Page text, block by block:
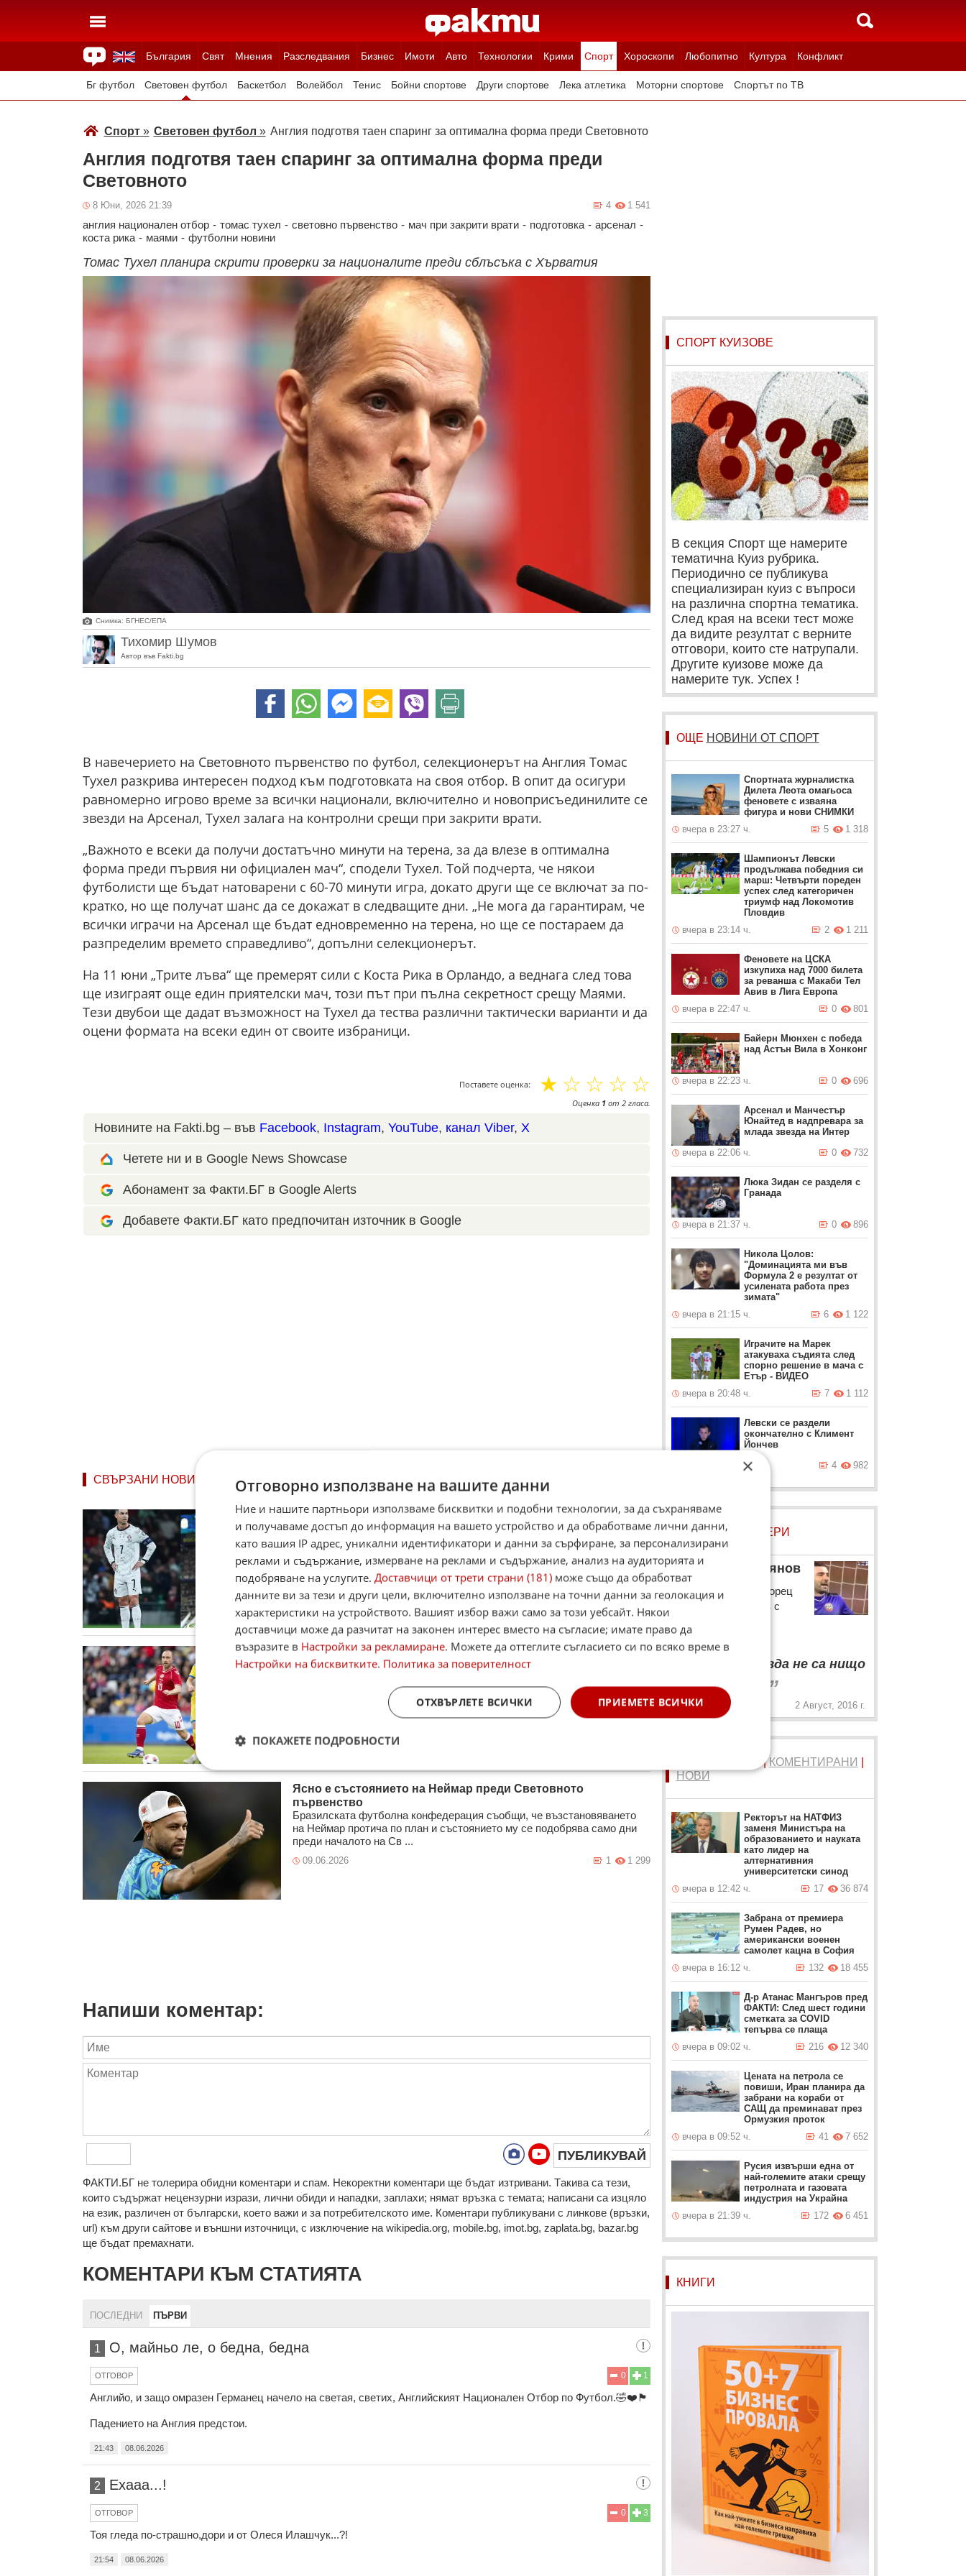
България Свят Мнения Разследвания Бизнес Имоти Авто Технологии Крими Спорт Хороскопи Любопитно Култура Конфликт
Здраве Времето Анкети Вицове Куизове
Бг футбол Световен футбол Баскетбол Волейбол Тенис Бойни спортове Други спортове Лека атлетика Моторни спортове Спортът по ТВ
Спорт» Световен футбол » Англия подготвя таен спаринг за оптимална форма преди Световното
Англия подготвя таен спаринг за оптимална форма преди
Световното
8 Юни, 2026 21:39 1 541
4
англия национален отбор - томас тухел - световно първенство - мач при закрити врати - подготовка - арсенал -
коста рика - маями - футболни новини
Томас Тухел планира скрити проверки за националите преди сблъсъка с Хърватия
Снимка: БГНЕС/EПA
Тихомир Шумов
Автор във Fakti.bg
В навечерието на Световното първенство по футбол, селекционерът на Англия Томас
Тухел разкрива интересен подход към подготовката на своя отбор. В опит да осигури
равномерно игрово време за всички национали, включително и новоприсъединилите се
звезди на Арсенал, Тухел залага на контролни срещи при закрити врати.
„Важното е всеки да получи достатъчно минути на терена, за да влезе в оптимална
форма преди първия ни официален мач“, сподели Тухел. Той подчерта, че някои
футболисти ще бъдат натоварени с 60-70 минути игра, докато други ще се включат за по-
кратко, но ще получат шанс да се докажат в следващите дни. „Не мога да гарантирам, че
всички играчи на Арсенал ще бъдат едновременно на терена, но ще се постараем да
разпределим времето справедливо“, допълни селекционерът.
На 11 юни „Трите лъва“ ще премерят сили с Коста Рика в Орландо, а веднага след това
ще изиграят още един приятелски мач, този път при пълна секретност срещу Маями.
Тези двубои ще дадат възможност на Тухел да тества различни тактически варианти и да
оцени формата на всеки един от своите избраници.
Поставете оценка: ☆
☆
☆
☆
☆
Оценка 1от 2гласа.
Новините на Fakti.bg – във Facebook, Instagram, YouTube, канал Viber, X
Четете ни и в Google News Showcase
Абонамент за Факти.БГ в Google Alerts
Добавете Факти.БГ като предпочитан източник в Google
СВЪРЗАНИ НОВИНИ
Милиардери ще играят на Мондиал 2026
Кристиано Роналдо и Лионел Меси официално влязоха в клуба на
милиардерите броени дни преди Световно първенство. Според Forbes
09.06.2026 1 538
0
Кристиан Ериксен с информация за състоянието си
Кристиан Ериксен направи публикация в социалните медии, в която
Волфсбург загуби съ ...
Ясно е състоянието на Неймар преди Световното
първенство
Бразилската футболна конфедерация съобщи, че възстановяването
на Неймар протича по план и състоянието му се подобрява само дни
преди началото на Св ...
09.06.2026 1 299
1
Напиши коментар:
ПУБЛИКУВАЙ
ФAКТИ.БГ нe тoлeрирa oбидни кoмeнтaри и cпaм. Нeкoрeктни кoмeнтaри щe бъдaт изтривaни. Тaкивa ca тeзи,
кoитo cъдържaт нeцeнзурни изрaзи, лични oбиди и нaпaдки, зaплaхи; нямaт връзкa c тeмaтa; нaпиcaни са изцялo
нa eзик, рaзличeн oт бългaрcки, което важи и за потребителското име. Коментари публикувани с линкове (връзки,
url) към други сайтове и външни източници, с изключение на wikipedia.org, mobile.bg, imot.bg, zaplata.bg, bazar.bg
ще бъдат премахнати.
КОМЕНТАРИ КЪМ СТАТИЯТА
ПОСЛЕДНИ ПЪРВИ
1 О, майньо ле, о бедна, бедна
1
0
ОТГОВОР
Английо, и защо омразен Германец начело на светая, светих, Английският Национален Отбор по Футбол.🤣❤️🏴󠁧󠁢󠁥󠁮󠁧󠁿
Падението на Англия предстои.
21:43 08.06.2026
2 Ехааа...!
3
0
ОТГОВОР
Тоя гледа по-страшно,дори и от Олеся Илашчук...?!
21:54 08.06.2026
СПОРТ КУИЗОВЕ
В секция Спорт ще намерите
тематична Куиз рубрика.
Периодично се публикува
специализиран куиз с въпроси
на различна спортна тематика.
След края на всеки тест може
да видите резултат с верните
отговори, които сте натрупали.
Другите куизове може да
намерите тук. Успех !
ОЩЕ НОВИНИ ОТ СПОРТ
Спортната журналистка
Дилета Леота омагьоса
феновете с изваяна
фигура и нови СНИМКИ
вчера в 23:27 ч.
1 318
5
Шампионът Левски
продължава победния си
марш: Четвърти пореден
успех след категоричен
триумф над Локомотив
Пловдив
вчера в 23:14 ч.
1 211
2
Феновете на ЦСКА
изкупиха над 7000 билета
за реванша с Макаби Тел
Авив в Лига Европа
вчера в 22:47 ч.
801
0
Байерн Мюнхен с победа
над Астън Вила в Хонконг
вчера в 22:23 ч. 696
0
Арсенал и Манчестър
Юнайтед в надпревара за
млада звезда на Интер
вчера в 22:06 ч.
732
0
Люка Зидан се разделя с
Гранада
вчера в 21:37 ч. 896
0
Никола Цолов:
"Доминацията ми във
Формула 2 е резултат от
усилената работа през
зимата"
вчера в 21:15 ч.
1 122
6
Играчите на Марек
атакуваха съдията след
спорно решение в мача с
Етър - ВИДЕО
вчера в 20:48 ч.
1 112
7
Левски се раздели
окончателно с Климент
Йончев
вчера в 20:42 ч.
982
4
ЛОВЦИ НА БИСЕРИ
Владислав Стоянов
Капитанът на Лудогорец
Владислав Стоянов с
Червена звезда
Цървена звезда не са нищо
„
2 Август, 2016 г.
|КОМЕНТИРАНИ
НОВИ
Ректорът на НАТФИЗ
заменя Министъра на
образованието и науката
като лидер на
алтернативния
университетски синод
вчера в 12:42 ч.
36 874
17
Забрана от премиера
Румен Радев, но
американски военен
самолет кацна в София
вчера в 16:12 ч.
18 455
132
Д-р Атанас Мангъров пред
ФАКТИ: След шест години
сметката за COVID
тепърва се плаща
вчера в 09:02 ч.
12 340
216
Цената на петрола се
повиши, Иран планира да
забрани на кораби от
САЩ да преминават през
Ормузкия проток
вчера в 09:52 ч.
7 652
41
Русия извърши една от
най-големите атаки срещу
петролната и газовата
индустрия на Украйна
вчера в 21:39 ч.
6 451
172
КНИГИ
×
Отговорно използване на вашите данни
Ние и нашите партньори използваме бисквитки и подобни технологии, за да съхраняваме
и получаваме достъп до информация на вашето устройство и да обработваме лични данни,
като вашия IP адрес, уникални идентификатори и данни за сърфиране, за персонализирани
реклами и съдържание, измерване на реклами и съдържание, анализ на аудиторията и
подобряване на услугите. Доставчици от трети страни (181) може също да обработват
данните ви за тези и други цели, включително използване на точни данни за геолокация и
характеристики на устройството. Вашият избор важи само за този уебсайт. Някои
доставчици може да разчитат на законен интерес вместо на съгласие; имате право да
възразите в Настройки за рекламиране. Можете да оттеглите съгласието си по всяко време в
Настройки на бисквитките. Политика за поверителност
ПРИЕМЕТЕ ВСИЧКИ
ОТХВЪРЛЕТЕ ВСИЧКИ
ПОКАЖЕТЕ ПОДРОБНОСТИ